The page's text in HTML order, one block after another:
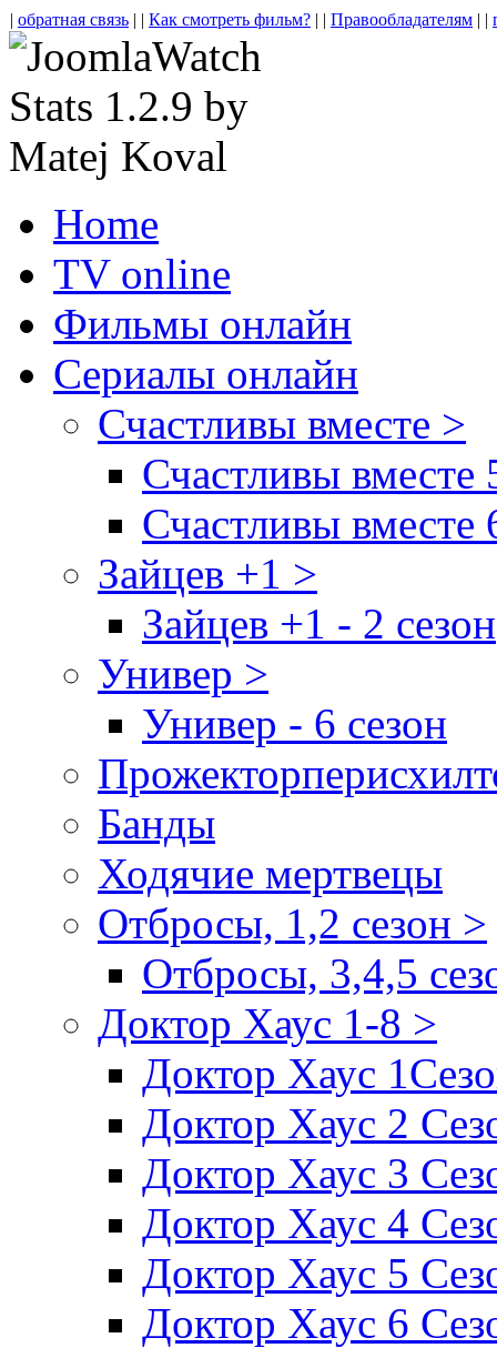
| обратная связь | | Как смотреть фильм? | | Правообладателям | |
Home
TV online
Фильмы онлайн
Сериалы онлайн
Счастливы вместе >
Счастливы вместе
Счастливы вместе
Зайцев +1 >
Зайцев +1 - 2 сезон
Универ >
Универ - 6 сезон
Банды
Ходячие мертвецы
Отбросы, 1,2 сезон >
Отбросы, 3,4,5
Доктор Хаус 1-8 >
Доктор Хаус
Доктор Хаус 2
Доктор Хаус 3
Доктор Хаус 4
Доктор Хаус 5
Доктор Хаус 6